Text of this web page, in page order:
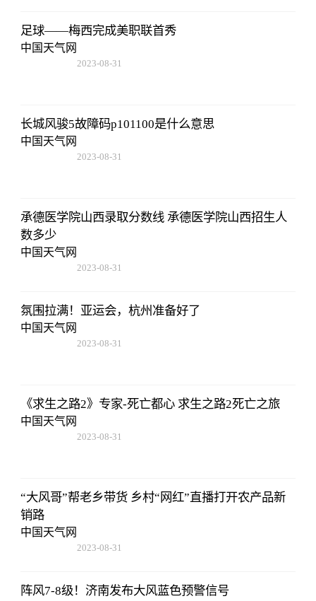
足球——梅西完成美职联首秀
中国天气网
2023-08-31
长城风骏5故障码p101100是什么意思
中国天气网
2023-08-31
承德医学院山西录取分数线 承德医学院山西招生人
数多少
中国天气网
2023-08-31
氛围拉满！亚运会，杭州准备好了
中国天气网
2023-08-31
《求生之路2》专家-死亡都心 求生之路2死亡之旅
中国天气网
2023-08-31
“大风哥”帮老乡带货 乡村“网红”直播打开农产品新
销路
中国天气网
2023-08-31
阵风7-8级！济南发布大风蓝色预警信号